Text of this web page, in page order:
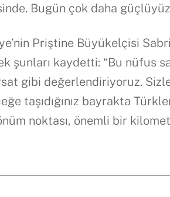
Bugün çok daha
Priştine Büyükelçisi Sabri
şunları kaydetti: “Bu nüfus
gibi değerlendiriyoruz.
taşıdığınız bayrakta
noktası, önemli bir